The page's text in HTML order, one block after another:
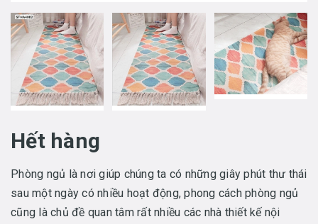
Hết hàng
Phòng ngủ là nơi giúp chúng ta có những giây phút thư thái
sau một ngày có nhiều hoạt động, phong cách phòng ngủ
cũng là chủ đề quan tâm rất nhiều các nhà thiết kế nội